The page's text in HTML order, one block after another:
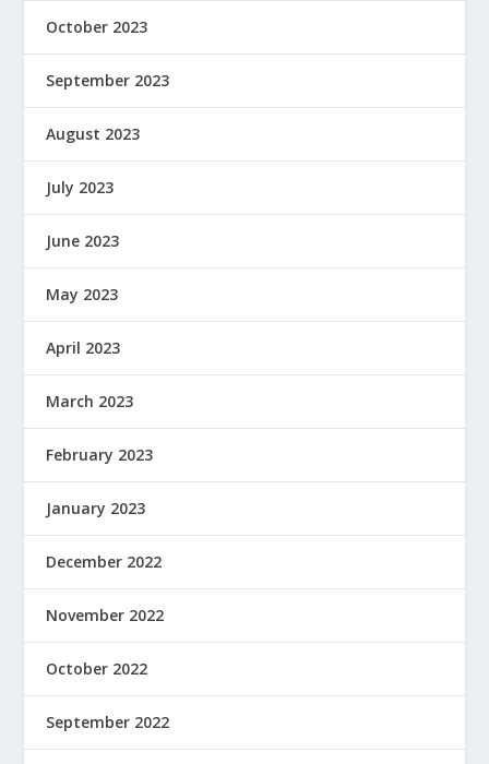
October 2023
September 2023
August 2023
July 2023
June 2023
May 2023
April 2023
March 2023
February 2023
January 2023
December 2022
November 2022
October 2022
September 2022